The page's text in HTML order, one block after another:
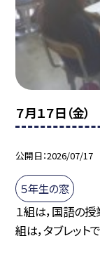
７月１７日（金
公開日 2026/07/17
５年生の窓
１組は，国語の
組は，タブレット